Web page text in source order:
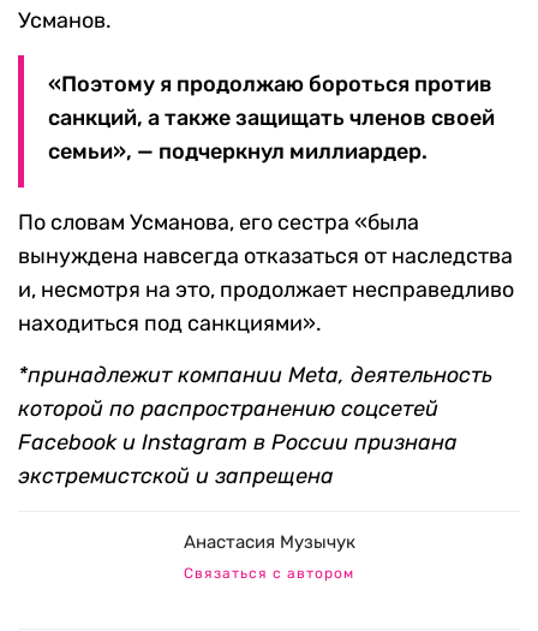
Усманов.
«Поэтому я продолжаю бороться против
санкций, а также защищать членов своей
семьи», — подчеркнул миллиардер.
По словам Усманова, его сестра «была
вынуждена навсегда отказаться от наследства
и, несмотря на это, продолжает несправедливо
находиться под санкциями».
*принадлежит компании Meta, деятельность
которой по распространению соцсетей
Facebook и Instagram в России признана
экстремистской и запрещена
Анастасия Музычук
Связаться с автором